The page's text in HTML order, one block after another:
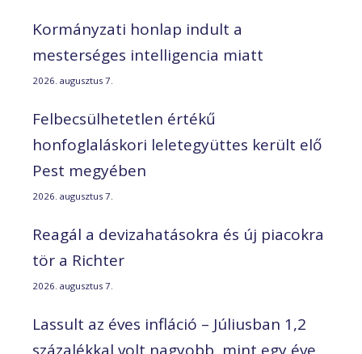
Kormányzati honlap indult a
mesterséges intelligencia miatt
2026. augusztus 7.
Felbecsülhetetlen értékű
honfoglaláskori leletegyüttes került elő
Pest megyében
2026. augusztus 7.
Reagál a devizahatásokra és új piacokra
tör a Richter
2026. augusztus 7.
Lassult az éves infláció – Júliusban 1,2